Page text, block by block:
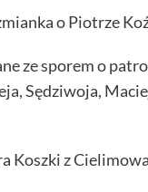
o Piotrze
ze sporem o
Sędziwoja,
Koszki z